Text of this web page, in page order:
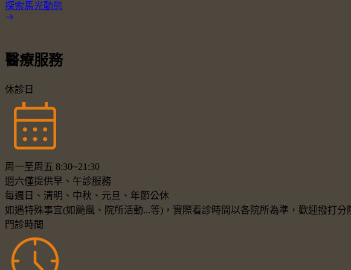
探索馬光動態
醫療服務
休診日
周一至周五 8:30~21:30
週六僅提供早、午診服務
每週日、清明、中秋、元旦、年節公休
如遇特殊事宜(如颱風、院所活動...等)，實際看診時間以各院所為準，歡迎撥打分
門診時間